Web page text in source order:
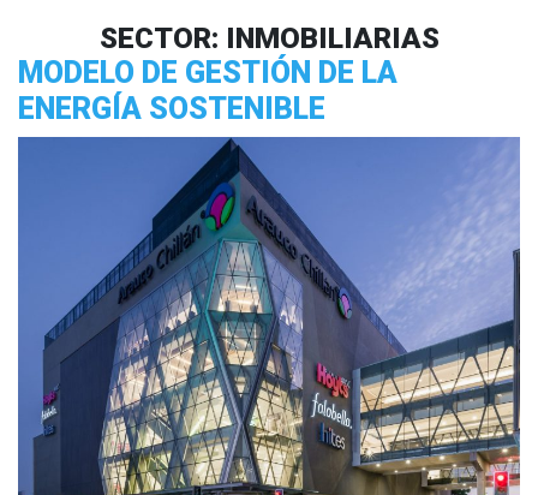
SECTOR: INMOBILIARIAS
MODELO DE GESTIÓN DE LA
ENERGÍA SOSTENIBLE